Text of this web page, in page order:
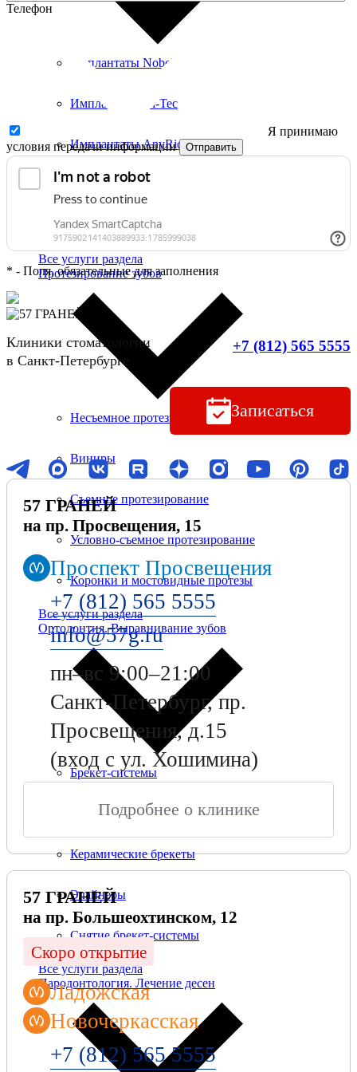
Имплантаты Nobel
Имплантаты Hi-Tec
Имплантаты AnyRidge
Имплантаты Osstem
Имплантация All-on-4
Все услуги раздела
Протезирование зубов
Несъемное протезирование
Виниры
Съемное протезирование
Условно-съемное протезирование
Коронки и мостовидные протезы
Все услуги раздела
Ортодонтия. Выравнивание зубов
Брекет-системы
Металлические брекеты
Керамические брекеты
Элайнеры
Снятие брекет-системы
Все услуги раздела
Пародонтология. Лечение десен
Телефон
Я принимаю
условия передачи информации Отправить
* - Поля, обязательные для заполнения
Клиники стоматологии
в Санкт-Петербурге
+7 (812) 565 5555
Записаться
57 ГРАНЕЙ
на пр. Просвещения, 15
Проспект Просвещения
+7 (812) 565 5555
info@57g.ru
пн–вс 9:00–21:00
Санкт-Петербург, пр.
Просвещения, д.15
(вход с ул. Хошимина)
Подробнее о клинике
57 ГРАНЕЙ
на пр. Большеохтинском, 12
Скоро открытие
Ладожская
Новочеркасская
+7 (812) 565 5555